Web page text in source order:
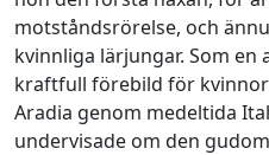
motståndsrörelse, och
kvinnliga lärjungar. Som en
kraftfull förebild för
Aradia genom medeltida
undervisade om den